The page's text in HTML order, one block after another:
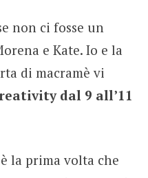
non ci fosse un
e Kate. Io e la
di macramè vi
dal 9 all’11
la prima volta che